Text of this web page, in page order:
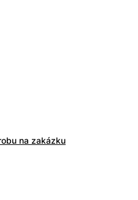
na zakázku